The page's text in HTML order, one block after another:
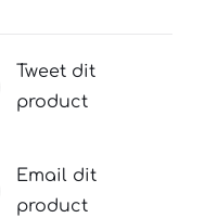
Tweet dit
product
Email dit
product